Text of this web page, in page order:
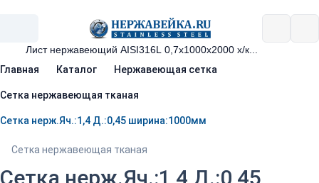
Главная Каталог Нержавеющая сетка
Сетка нержавеющая тканая
Сетка нерж.Яч.:1,4 Д.:0,45 ширина:1000мм
Сетка нержавеющая тканая
Сетка нерж.Яч.:1,4 Д.:0,45